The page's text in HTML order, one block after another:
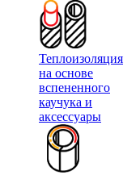
Теплоизоляция
на основе
вспененного
каучука и
аксессуары